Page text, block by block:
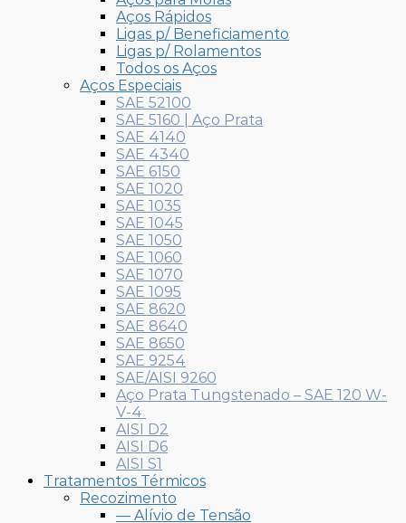
Aços Rápidos
Ligas p/ Beneficiamento
Ligas p/ Rolamentos
Todos os Aços
Aços Especiais
SAE 52100
SAE 5160 | Aço Prata
SAE 4140
SAE 4340
SAE 6150
SAE 1020
SAE 1035
SAE 1045
SAE 1050
SAE 1060
SAE 1070
SAE 1095
SAE 8620
SAE 8640
SAE 8650
SAE 9254
SAE/AISI 9260
Aço Prata Tungstenado – SAE 120 W-
V-4
AISI D2
AISI D6
AISI S1
Tratamentos Térmicos
Recozimento
— Alívio de Tensão